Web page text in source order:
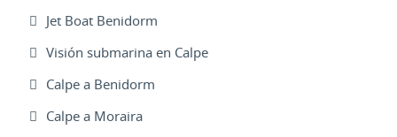
Jet Boat Benidorm
Visión submarina en Calpe
Calpe a Benidorm
Calpe a Moraira